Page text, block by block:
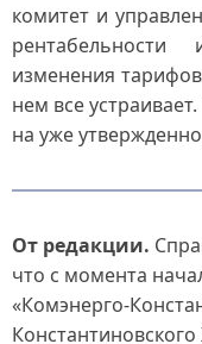
комитет и
изменения
нем все
на уже
От редакции.
что с момента
«Комэнерго-